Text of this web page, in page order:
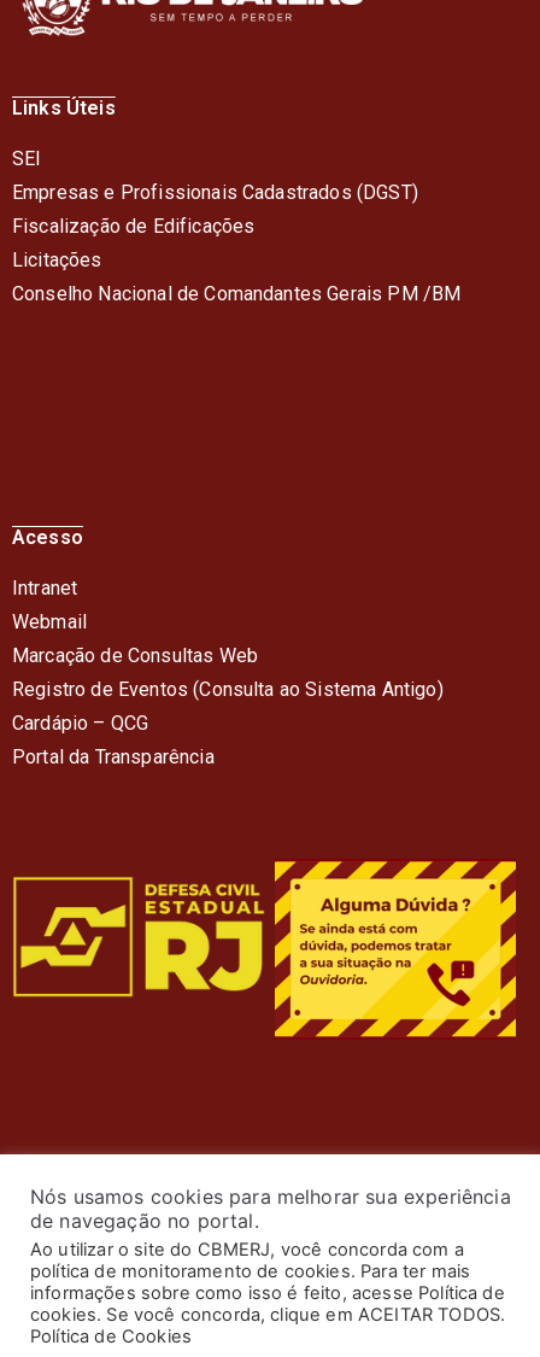
Links Úteis
SEI
Empresas e Profissionais Cadastrados (DGST)
Fiscalização de Edificações
Licitações
Conselho Nacional de Comandantes Gerais PM /BM
Acesso
Intranet
Webmail
Marcação de Consultas Web
Registro de Eventos (Consulta ao Sistema Antigo)
Cardápio – QCG
Portal da Transparência
© 2024 Corpo de Bombeiros Militar do Estado do Rio de
Janeiro. Todos os Direitos Reservados. Desenvolvimento
Nós usamos cookies para melhorar sua experiência
de navegação no portal.
Ao utilizar o site do CBMERJ, você concorda com a
política de monitoramento de cookies. Para ter mais
informações sobre como isso é feito, acesse Política de
cookies. Se você concorda, clique em ACEITAR TODOS.
Política de Cookies